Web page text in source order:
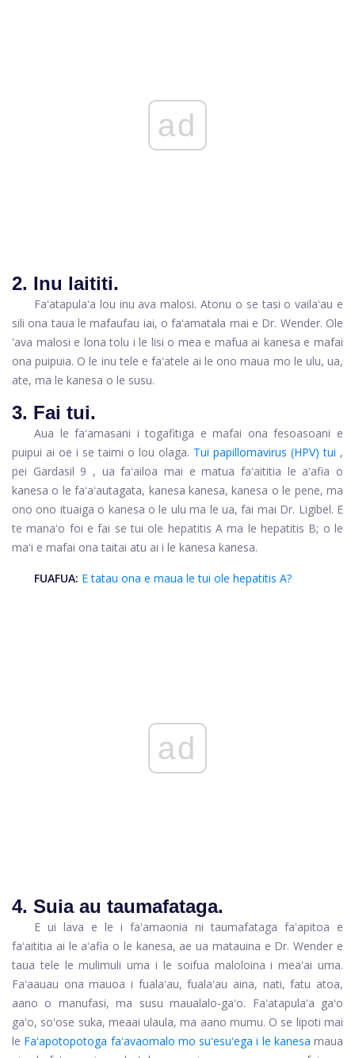
ad
2. Inu laititi.
Faʻatapulaʻa lou inu ava malosi. Atonu o se tasi o vailaʻau e
sili ona taua le mafaufau iai, o faʻamatala mai e Dr. Wender. Ole
'ava malosi e lona tolu i le lisi o mea e mafua ai kanesa e mafai
ona puipuia. O le inu tele e faʻatele ai le ono maua mo le ulu, ua,
ate, ma le kanesa o le susu.
3. Fai tui.
Aua le faʻamasani i togafitiga e mafai ona fesoasoani e
puipui ai oe i se taimi o lou olaga. Tui papillomavirus (HPV) tui ,
pei Gardasil 9 , ua faʻailoa mai e matua faʻaititia le aʻafia o
kanesa o le faʻaʻautagata, kanesa kanesa, kanesa o le pene, ma
ono ono ituaiga o kanesa o le ulu ma le ua, fai mai Dr. Ligibel. E
te manaʻo foi e fai se tui ole hepatitis A ma le hepatitis B; o le
maʻi e mafai ona taitai atu ai i le kanesa kanesa.
FUAFUA: E tatau ona e maua le tui ole hepatitis A?
ad
4. Suia au taumafataga.
E ui lava e le i faʻamaonia ni taumafataga faʻapitoa e
faʻaititia ai le aʻafia o le kanesa, ae ua matauina e Dr. Wender e
taua tele le mulimuli uma i le soifua maloloina i meaʻai uma.
Faʻaauau ona mauoa i fualaʻau, fualaʻau aina, nati, fatu atoa,
aano o manufasi, ma susu maualalo-gaʻo. Faʻatapulaʻa gaʻo
gaʻo, soʻose suka, meaai ulaula, ma aano mumu. O se lipoti mai
le Faʻapotopotoga faʻavaomalo mo suʻesuʻega i le kanesa maua